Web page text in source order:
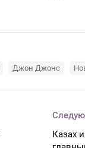
Джон Джонс
Казах